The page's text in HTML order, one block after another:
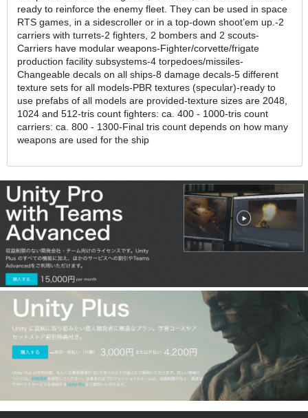
ready to reinforce the enemy fleet. They can be used in space
RTS games, in a sidescroller or in a top-down shoot’em up.-2
carriers with turrets-2 fighters, 2 bombers and 2 scouts-
Carriers have modular weapons-Fighter/corvette/frigate
production facility subsystems-4 torpedoes/missiles-
Changeable decals on all ships-8 damage decals-5 different
texture sets for all models-PBR textures (specular)-ready to
use prefabs of all models are provided-texture sizes are 2048,
1024 and 512-tris count fighters: ca. 400 - 1000-tris count
carriers: ca. 800 - 1300-Final tris count depends on how many
weapons are used for the ship